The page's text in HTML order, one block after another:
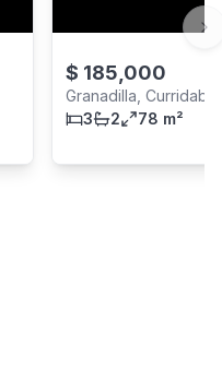
$ 185,000
Granadilla, Curridabat
3
2 78 m²